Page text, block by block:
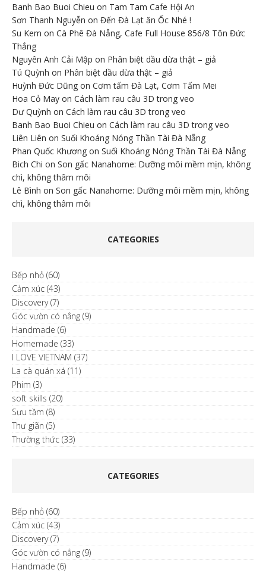
Banh Bao Buoi Chieu on Tam Tam Cafe Hội An
Sơn Thanh Nguyễn on Đến Đà Lạt ăn Ốc Nhé !
Su Kem on Cà Phê Đà Nẵng, Cafe Full House 856/8 Tôn Đức
Thắng
Nguyên Anh Cải Mập on Phân biệt dầu dừa thật – giả
Tú Quỳnh on Phân biệt dầu dừa thật – giả
Huỳnh Đức Dũng on Cơm tấm Đà Lạt, Cơm Tấm Mei
Hoa Cỏ May on Cách làm rau câu 3D trong veo
Dư Quỳnh on Cách làm rau câu 3D trong veo
Banh Bao Buoi Chieu on Cách làm rau câu 3D trong veo
Liên Liên on Suối Khoáng Nóng Thần Tài Đà Nẵng
Phan Quốc Khương on Suối Khoáng Nóng Thần Tài Đà Nẵng
Bich Chi on Son gấc Nanahome: Dưỡng môi mềm mịn, không
chì, không thâm môi
Lê Bình on Son gấc Nanahome: Dưỡng môi mềm mịn, không
chì, không thâm môi
CATEGORIES
Bếp nhỏ (60)
Cảm xúc (43)
Discovery(7)
Góc vườn có nắng (9)
Handmade (6)
Homemade (33)
I LOVE VIETNAM (37)
La cà quán xá (11)
Phim (3)
soft skills (20)
Sưu tầm (8)
Thư giãn (5)
Thường thức (33)
CATEGORIES
Bếp nhỏ (60)
Cảm xúc (43)
Discovery(7)
Góc vườn có nắng (9)
Handmade (6)